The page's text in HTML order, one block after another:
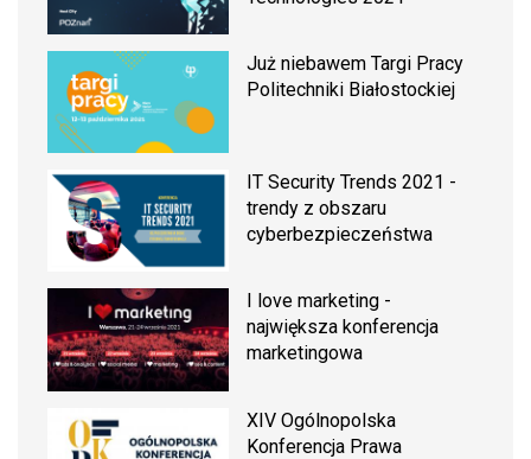
Już niebawem Targi Pracy
Politechniki Białostockiej
IT Security Trends 2021 -
trendy z obszaru
cyberbezpieczeństwa
I love marketing -
największa konferencja
marketingowa
XIV Ogólnopolska
Konferencja Prawa